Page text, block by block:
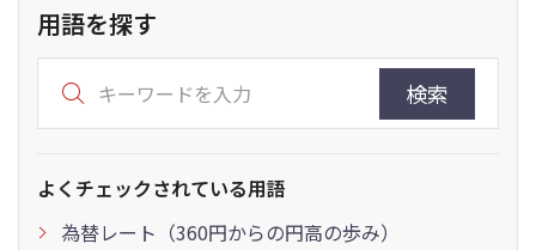
用語を探す
検索
よくチェックされている用語
為替レート（360円からの円高の歩み）